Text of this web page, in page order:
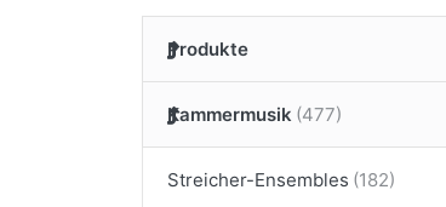
Produkte
Kammermusik
Streicher-Ensembles